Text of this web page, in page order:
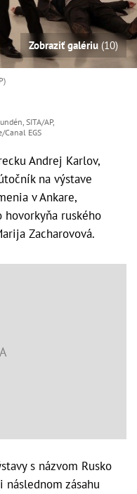
Zobraziť galériu(10)
SITA/AP,
Canal EGS
Andrej Karlov,
na výstave
v Ankare,
ruského
Zacharovová.
s názvom Rusko
zásahu